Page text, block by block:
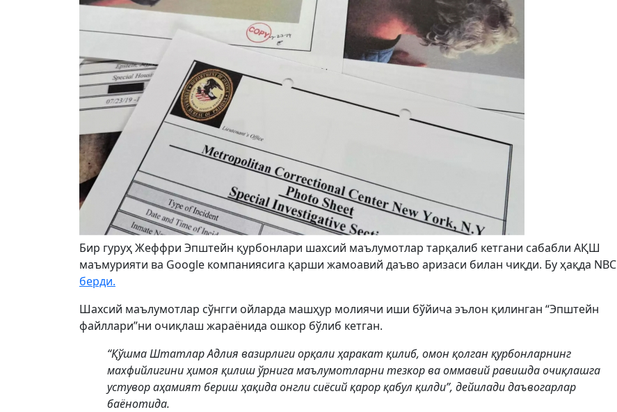
Бир гуруҳ Жеффри Эпштейн қурбонлари шахсий маълумотлар тарқалиб кетгани сабабли АҚШ
маъмурияти ва Google компаниясига қарши жамоавий даъво аризаси билан чиқди. Бу ҳақда NBC
берди.
Шахсий маълумотлар сўнгги ойларда машҳур молиячи иши бўйича эълон қилинган “Эпштейн
файллари”ни очиқлаш жараёнида ошкор бўлиб кетган.
“Қўшма Штатлар Адлия вазирлиги орқали ҳаракат қилиб, омон қолган қурбонларнинг
махфийлигини ҳимоя қилиш ўрнига маълумотларни тезкор ва оммавий равишда очиқлашга
устувор аҳамият бериш ҳақида онгли сиёсий қарор қабул қилди”, дейилади даъвогарлар
баёнотида.